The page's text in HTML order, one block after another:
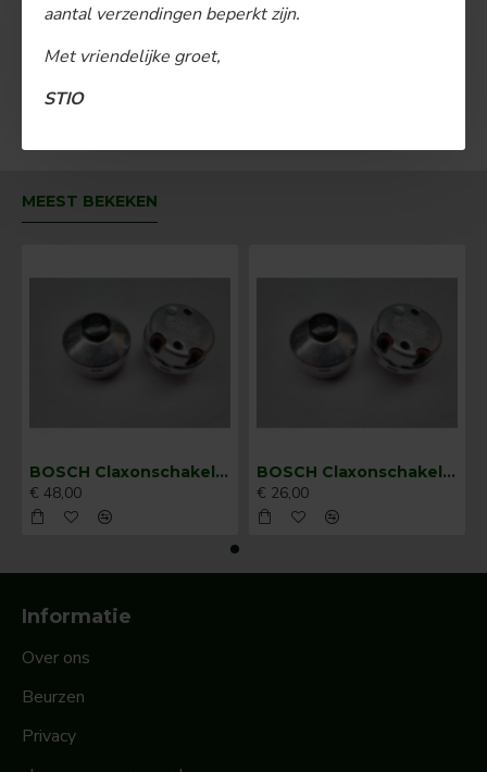
aantal verzendingen beperkt zijn.
Met vriendelijke groet,
STIO
€ 3,00
BESTELLEN
MEEST BEKEKEN
BOSCH Claxonschakelaar opbouw ⌀ 35 mm 0343013001
€ 48,00
BOSCH Claxonschakelaar opbouw ⌀26 mm 0343007001
€ 26,00
Informatie
Over ons
Beurzen
Privacy